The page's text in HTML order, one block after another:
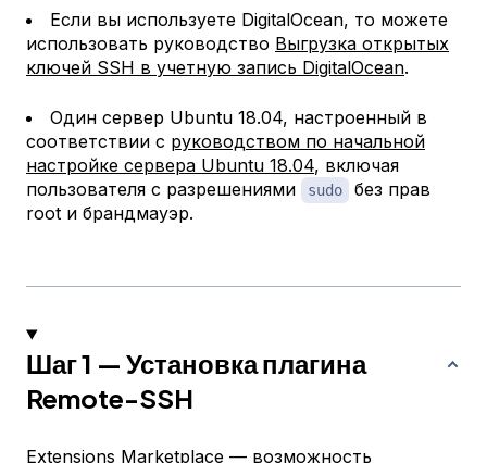
Если вы используете DigitalOcean, то можете
использовать руководство Выгрузка открытых
ключей SSH в учетную запись DigitalOcean.
Один сервер Ubuntu 18.04, настроенный в
соответствии с руководством по начальной
настройке сервера Ubuntu 18.04, включая
пользователя с разрешениями
sudo
без прав
root и брандмауэр.
Шаг 1 — Установка плагина
Remote-SSH
Extensions Marketplace — возможность